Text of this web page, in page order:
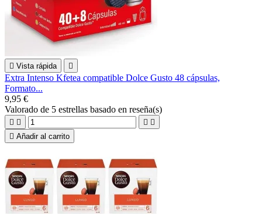
 Vista rápida 
Extra Intenso Kfetea compatible Dolce Gusto 48 cápsulas,
Formato...
9,95 €
Valorado de 5 estrellas basado en reseña(s)
   
 Añadir al carrito